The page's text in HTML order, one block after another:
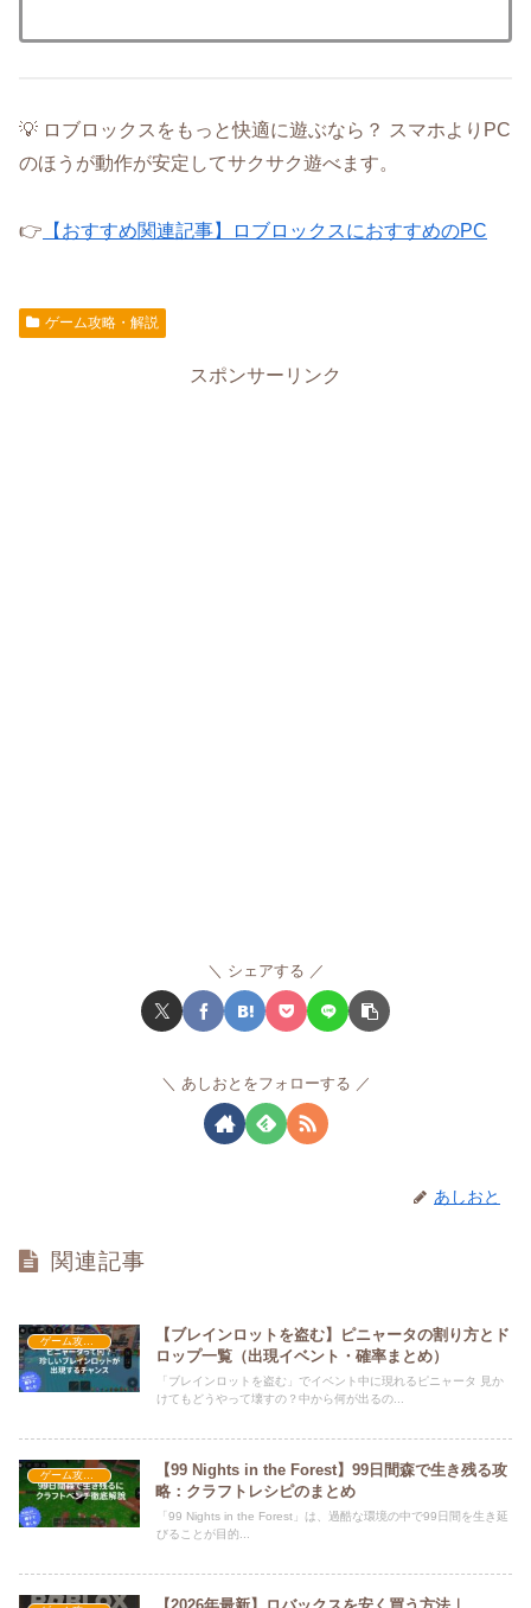
💡 ロブロックスをもっと快適に遊ぶなら？ スマホよりPC
のほうが動作が安定してサクサク遊べます。
👉 【おすすめ関連記事】ロブロックスにおすすめのPC
ゲーム攻略・解説
スポンサーリンク
シェアする
あしおとをフォローする
あしおと
関連記事
【ブレインロットを盗む】ピニャータの割り方とド
ロップ一覧（出現イベント・確率まとめ）
「ブレインロットを盗む」でイベント中に現れるピニャータ 見か
けてもどうやって壊すの？中から何が出るの...
ゲーム攻略・解説
【99 Nights in the Forest】99日間森で生き残る攻
略：クラフトレシピのまとめ
「99 Nights in the Forest」は、過酷な環境の中で99日間を生き延
びることが目的...